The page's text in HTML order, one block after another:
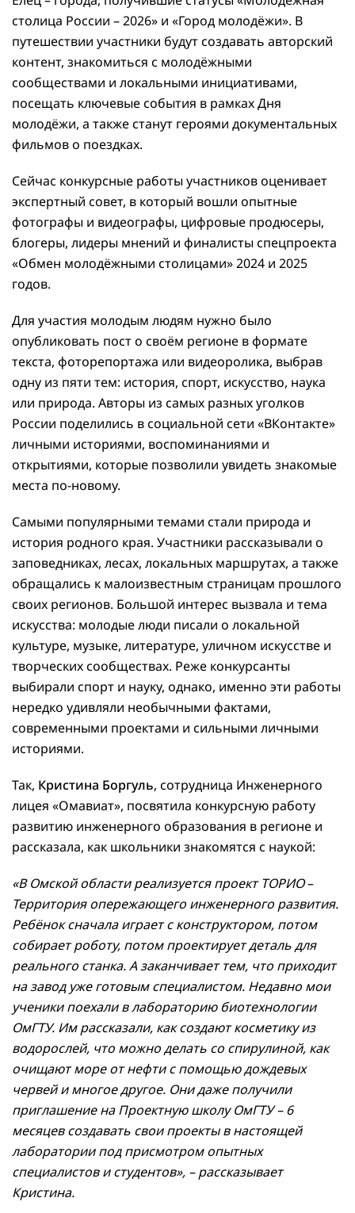
столица России – 2026» и «Город молодёжи». В
путешествии участники будут создавать авторский
контент, знакомиться с молодёжными
сообществами и локальными инициативами,
посещать ключевые события в рамках Дня
молодёжи, а также станут героями документальных
фильмов о поездках.
Сейчас конкурсные работы участников оценивает
экспертный совет, в который вошли опытные
фотографы и видеографы, цифровые продюсеры,
блогеры, лидеры мнений и финалисты спецпроекта
«Обмен молодёжными столицами» 2024 и 2025
годов.
Для участия молодым людям нужно было
опубликовать пост о своём регионе в формате
текста, фоторепортажа или видеоролика, выбрав
одну из пяти тем: история, спорт, искусство, наука
или природа. Авторы из самых разных уголков
России поделились в социальной сети «ВКонтакте»
личными историями, воспоминаниями и
открытиями, которые позволили увидеть знакомые
места по-новому.
Самыми популярными темами стали природа и
история родного края. Участники рассказывали о
заповедниках, лесах, локальных маршрутах, а также
обращались к малоизвестным страницам прошлого
своих регионов. Большой интерес вызвала и тема
искусства: молодые люди писали о локальной
культуре, музыке, литературе, уличном искусстве и
творческих сообществах. Реже конкурсанты
выбирали спорт и науку, однако, именно эти работы
нередко удивляли необычными фактами,
современными проектами и сильными личными
историями.
Так, Кристина Боргуль, сотрудница Инженерного
лицея «Омавиат», посвятила конкурсную работу
развитию инженерного образования в регионе и
рассказала, как школьники знакомятся с наукой:
«В Омской области реализуется проект ТОРИО–
Территория опережающего инженерного развития.
Ребёнок сначала играет с конструктором, потом
собирает роботу, потом проектирует деталь для
реального станка. А заканчивает тем, что приходит
на завод уже готовым специалистом. Недавно мои
ученики поехали в лабораторию биотехнологии
ОмГТУ. Им рассказали, как создают косметику из
водорослей, что можно делать со спирулиной, как
очищают море от нефти с помощью дождевых
червей и многое другое. Они даже получили
приглашение на Проектную школу ОмГТУ – 6
месяцев создавать свои проекты в настоящей
лаборатории под присмотром опытных
специалистов и студентов», – рассказывает
Кристина.